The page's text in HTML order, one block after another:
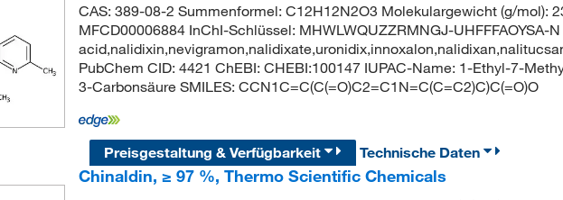
CAS: 389-08-2 Summenformel: C12H12N2O3 Molekulargewicht (g/mol):
MFCD00006884 InChI-Schlüssel: MHWLWQUZZRMNGJ-UHFFFAOYSA-
PubChem CID: 4421 ChEBI: CHEBI:100147 IUPAC-Name: 1-Ethyl-7-
3-Carbonsäure SMILES: CCN1C=C(C(=O)C2=C1N=C(C=C2)C)C(=O)O
Preisgestaltung & Verfügbarkeit
Technische Daten
Chinaldin, ≥ 97 %, Thermo Scientific Chemicals